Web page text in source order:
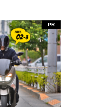
PR